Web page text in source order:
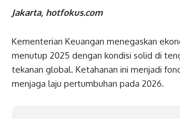
Jakarta, hotfokus.com
Kementerian Keuangan menegaskan
menutup 2025 dengan kondisi solid di
tekanan global. Ketahanan ini menjadi
menjaga laju pertumbuhan pada 2026.